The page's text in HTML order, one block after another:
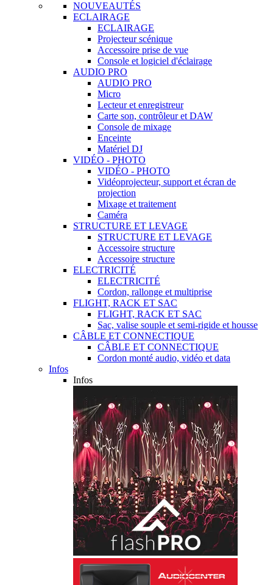
NOUVEAUTÉS
ECLAIRAGE
ECLAIRAGE
Projecteur scénique
Accessoire prise de vue
Console et logiciel d'éclairage
AUDIO PRO
AUDIO PRO
Micro
Lecteur et enregistreur
Carte son, contrôleur et DAW
Console de mixage
Enceinte
Matériel DJ
VIDÉO - PHOTO
VIDÉO - PHOTO
Vidéoprojecteur, support et écran de
projection
Mixage et traitement
Caméra
STRUCTURE ET LEVAGE
STRUCTURE ET LEVAGE
Accessoire structure
Accessoire structure
ELECTRICITÉ
ELECTRICITÉ
Cordon, rallonge et multiprise
FLIGHT, RACK ET SAC
FLIGHT, RACK ET SAC
Sac, valise souple et semi-rigide et housse
CÂBLE ET CONNECTIQUE
CÂBLE ET CONNECTIQUE
Cordon monté audio, vidéo et data
Infos
Infos